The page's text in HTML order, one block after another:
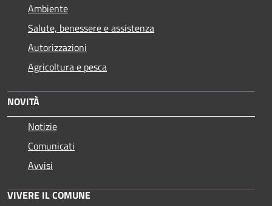
Ambiente
Salute, benessere e assistenza
Autorizzazioni
Agricoltura e pesca
NOVITÀ
Notizie
Comunicati
Avvisi
VIVERE IL COMUNE